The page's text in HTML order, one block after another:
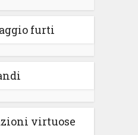
furti
virtuose